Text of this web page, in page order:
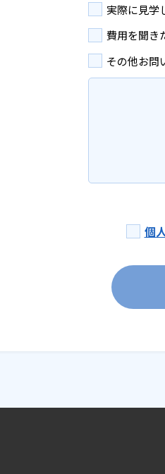
実際に見学
費用を聞き
その他お問
個